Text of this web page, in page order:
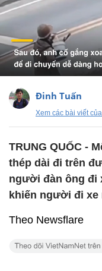
Đinh Tuấn
Xem các bài viết
TRUNG QUỐC -
thép dài đi trên
người đàn ông đi
khiến người đi
Theo Newsflare